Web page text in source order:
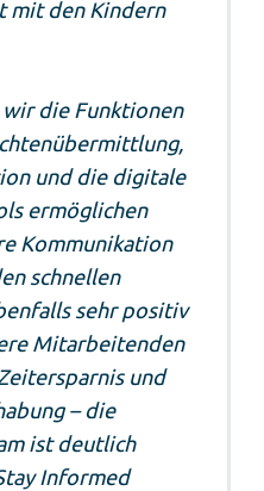
mit den Kindern
wir die Funktionen
und die digitale
ermöglichen
Kommunikation
schnellen
sehr positiv
Mitarbeitenden
und
– die
ist deutlich
Informed